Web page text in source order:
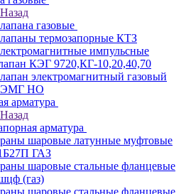
Назад
газовые
термозапорные КТЗ
импульсные
КЭГ 9720,КГ-10,20,40,70
электромагнитный газовый
НО
арматура
Назад
арматура
шаровые латунные муфтовые
ГАЗ
шаровые стальные фланцевые
(газ)
шаровые стальные фланцевые